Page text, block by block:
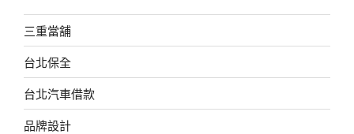
三重當舖
台北保全
台北汽車借款
品牌設計